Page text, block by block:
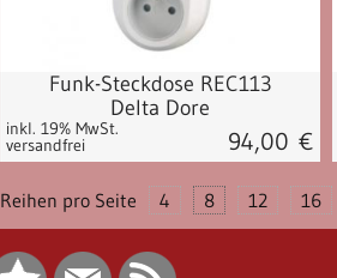
Funk-Steckdose REC113
Delta Dore
inkl. 19% MwSt.
versandfrei 94,00 €
Reihen pro Seite 4 8 12 16